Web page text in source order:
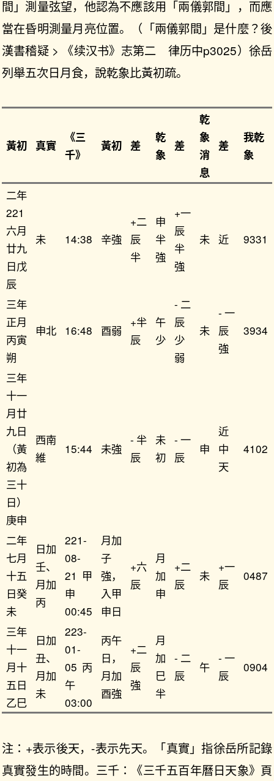
間」測量弦望，他認為不應該用「兩儀郭間」，而應
當在昏明測量月亮位置。（「兩儀郭間」是什麼？後
漢書稽疑 > 《续汉书》志第二 律历中p3025）徐岳
列舉五次日月食，說乾象比黃初疏。
黃初 真實
《三
千》
黃初 差
乾
象
差
乾
象
消
息
差
我乾
象
二年
221
六月
廿九
日戊
辰
未 14:38 辛強
+二
辰
半
申
半
強
+一
辰
半
強
未 近 9331
三年
正月
丙寅
朔
申北 16:48 酉弱
+半
辰
午
少
-二
辰
少
弱
未
-一
辰
強
3934
三年
十一
月廿
九日
（黃
初為
三十
日）
庚申
西南
維
15:44 未強
-半
辰
未
初
-一
辰
申
近
中
天
4102
二年
七月
十五
日癸
未
日加
壬、
月加
丙
221-
08-
21甲
申
00:45
月加
子
強，
入甲
申日
+六
辰
月
加
申
+二
辰
未
+一
辰
0487
三年
十一
月十
五日
乙巳
日加
丑、
月加
未
223-
01-
05丙
午
03:00
丙午
日，
月加
酉強
+二
辰
強
月
加
巳
半
-二
辰
午
-一
辰
0904
注：+表示後天，-表示先天。「真實」指徐岳所記錄
真實發生的時間。三千：《三千五百年曆日天象》頁